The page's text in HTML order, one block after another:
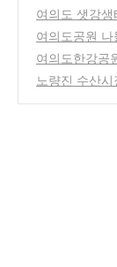
안양천으로
여의도 샛강생
여의도공원 나
여의도한강공
노량진 수산